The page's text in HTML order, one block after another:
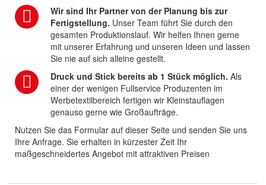
Wir sind Ihr Partner von der Planung bis zur
Fertigstellung. Unser Team führt Sie durch den
gesamten Produktionslauf. Wir helfen Ihnen gerne
mit unserer Erfahrung und unseren Ideen und lassen
Sie nie auf sich alleine gestellt.
Druck und Stick bereits ab 1 Stück möglich. Als
einer der wenigen Fullservice Produzenten im
Werbetextilbereich fertigen wir Kleinstauflagen
genauso gerne wie Großaufträge.
Nutzen Sie das Formular auf dieser Seite und senden Sie uns
Ihre Anfrage. Sie erhalten in kürzester Zeit Ihr
maßgeschneidertes Angebot mit attraktiven Preisen